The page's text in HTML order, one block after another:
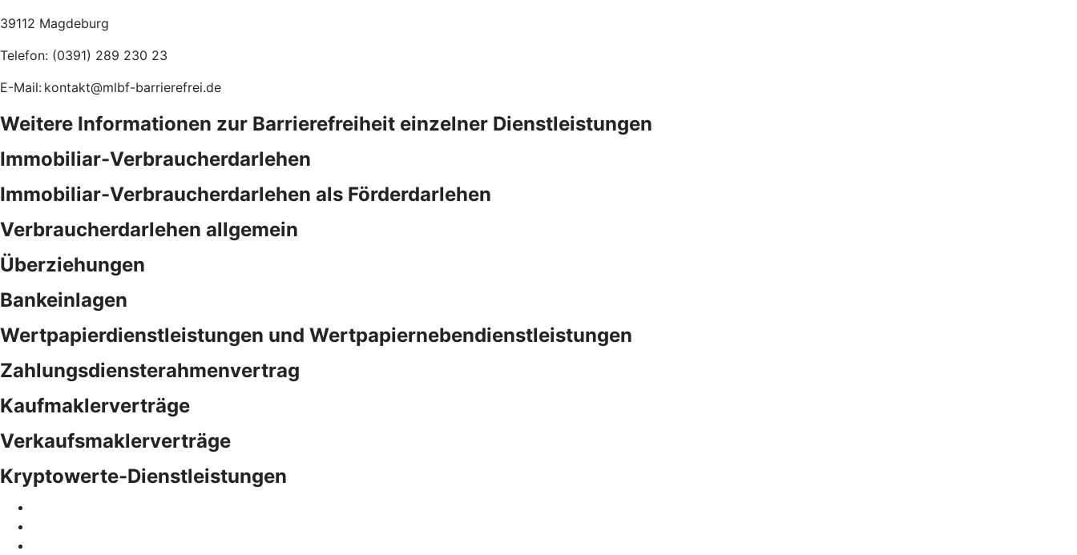
39112 Magdeburg
Telefon: (0391) 289 230 23
E-Mail: kontakt@mlbf-barrierefrei.de
Weitere Informationen zur Barrierefreiheit einzelner Dienstleistungen
Immobiliar-Verbraucherdarlehen
Immobiliar-Verbraucherdarlehen als Förderdarlehen
Verbraucherdarlehen allgemein
Überziehungen
Bankeinlagen
Wertpapierdienstleistungen und Wertpapiernebendienstleistungen
Zahlungsdiensterahmenvertrag
Kaufmaklerverträge
Verkaufsmaklerverträge
Kryptowerte-Dienstleistungen